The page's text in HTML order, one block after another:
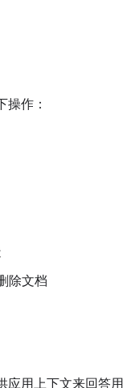
操作：
除文档
用上下文来回答